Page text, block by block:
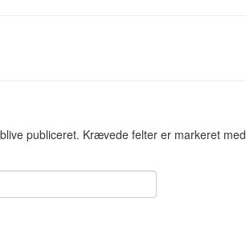
publiceret. Krævede felter er markeret med